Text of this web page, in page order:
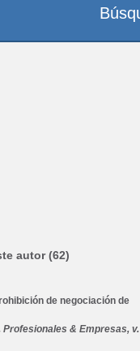
autor (62)
de negociación de
Profesionales & Empresas, v.